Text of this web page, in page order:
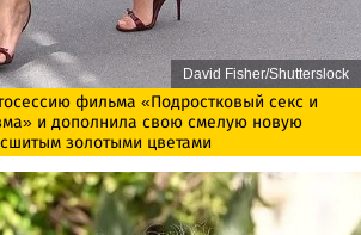
David Fisher/Shutterslock
фильма «Подростковый секс и
и дополнила свою смелую новую
золотыми цветами